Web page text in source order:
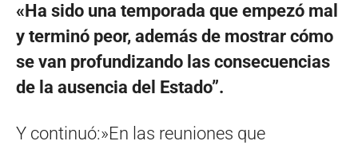
«Ha sido una temporada que empezó mal
y terminó peor, además de mostrar cómo
se van profundizando las consecuencias
de la ausencia del Estado”.
Y continuó:»En las reuniones que